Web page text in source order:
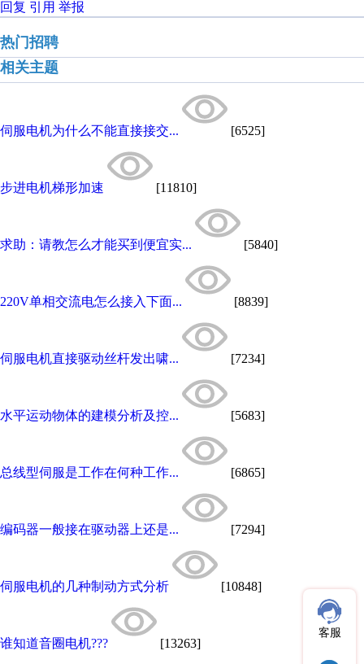
回复 引用 举报
热门招聘
相关主题
伺服电机为什么不能直接接交... [6525]
步进电机梯形加速 [11810]
求助：请教怎么才能买到便宜实... [5840]
220V单相交流电怎么接入下面... [8839]
伺服电机直接驱动丝杆发出啸... [7234]
水平运动物体的建模分析及控... [5683]
总线型伺服是工作在何种工作... [6865]
编码器一般接在驱动器上还是... [7294]
伺服电机的几种制动方式分析 [10848]
谁知道音圈电机??? [13263]
客服